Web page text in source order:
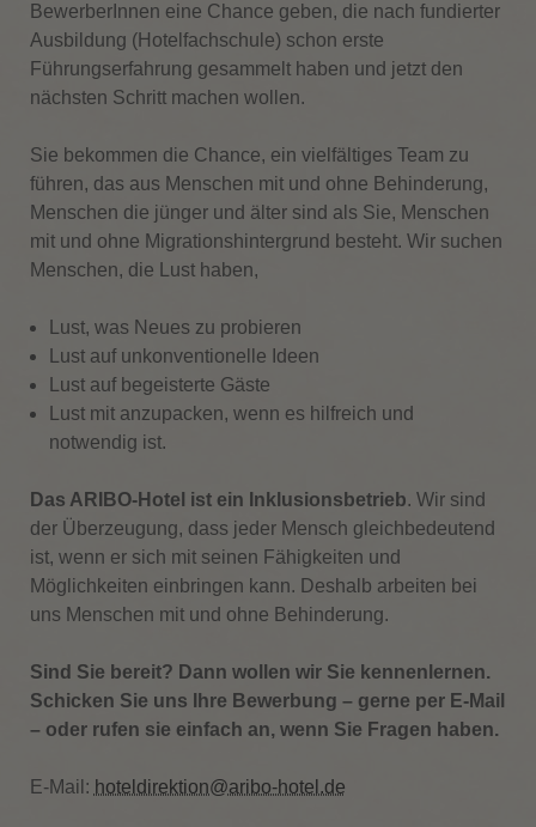
BewerberInnen eine Chance geben, die nach fundierter
Ausbildung (Hotelfachschule) schon erste
Führungserfahrung gesammelt haben und jetzt den
nächsten Schritt machen wollen.
Sie bekommen die Chance, ein vielfältiges Team zu
führen, das aus Menschen mit und ohne Behinderung,
Menschen die jünger und älter sind als Sie, Menschen
mit und ohne Migrationshintergrund besteht. Wir suchen
Menschen, die Lust haben,
Lust, was Neues zu probieren
Lust auf unkonventionelle Ideen
Lust auf begeisterte Gäste
Lust mit anzupacken, wenn es hilfreich und
notwendig ist.
Das ARIBO-Hotel ist ein Inklusionsbetrieb. Wir sind
der Überzeugung, dass jeder Mensch gleichbedeutend
ist, wenn er sich mit seinen Fähigkeiten und
Möglichkeiten einbringen kann. Deshalb arbeiten bei
uns Menschen mit und ohne Behinderung.
Sind Sie bereit? Dann wollen wir Sie kennenlernen.
Schicken Sie uns Ihre Bewerbung – gerne per E-Mail
– oder rufen sie einfach an, wenn Sie Fragen haben.
E-Mail: hoteldirektion@aribo-hotel.de